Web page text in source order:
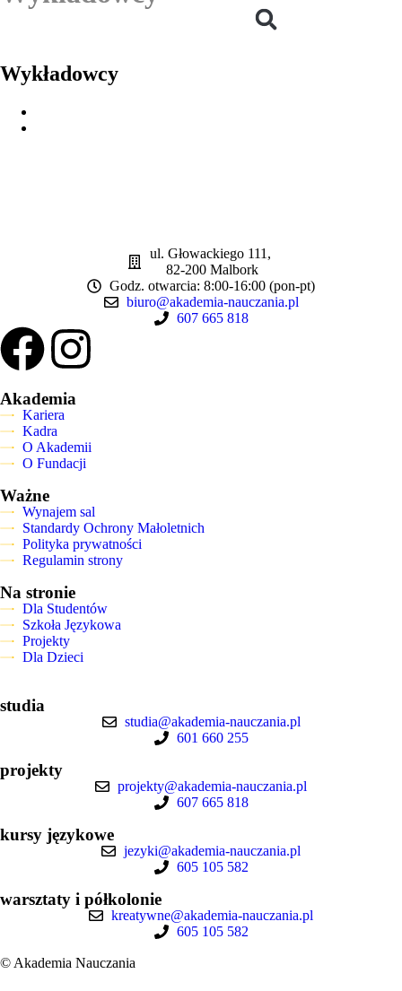
Wykładowcy
ul. Głowackiego 111,
82-200 Malbork
Godz. otwarcia: 8:00-16:00 (pon-pt)
biuro@akademia-nauczania.pl
607 665 818
Akademia
Kariera
Kadra
O Akademii
O Fundacji
Ważne
Wynajem sal
Standardy Ochrony Małoletnich
Polityka prywatności
Regulamin strony
Na stronie
Dla Studentów
Szkoła Językowa
Projekty
Dla Dzieci
studia
studia@akademia-nauczania.pl
601 660 255
projekty
projekty@akademia-nauczania.pl
607 665 818
kursy językowe
jezyki@akademia-nauczania.pl
605 105 582
warsztaty i półkolonie
kreatywne@akademia-nauczania.pl
605 105 582
© Akademia Nauczania